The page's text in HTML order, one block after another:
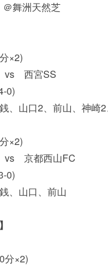
舞洲天然芝
×2)
vs 西宮SS
0)
、山口2、前山、神崎2
×2)
vs 京都西山FC
0)
、山口、前山
分×2)